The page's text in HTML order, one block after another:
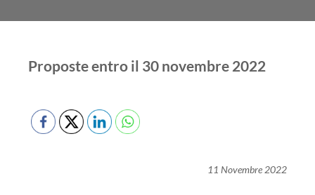
Proposte entro il 30 novembre 2022
11 Novembre 2022